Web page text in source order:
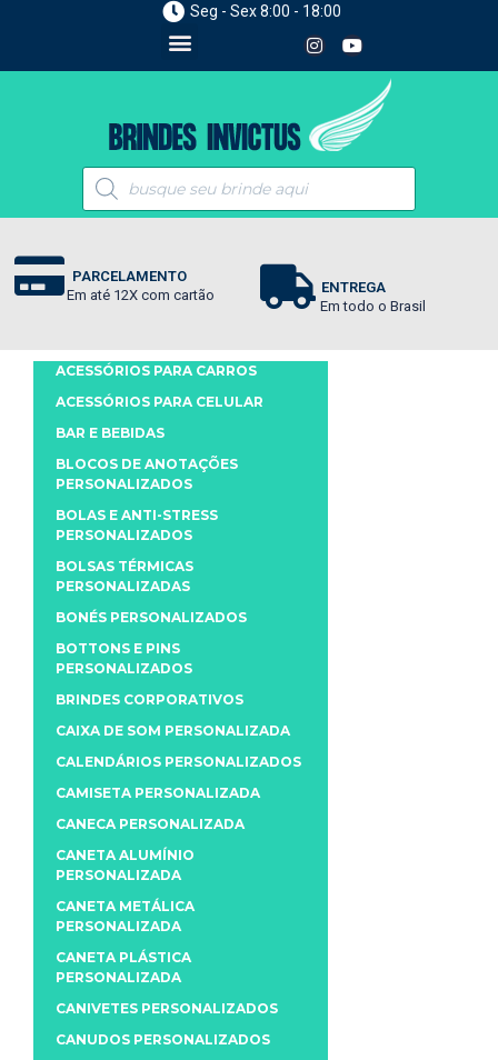
Seg - Sex 8:00 - 18:00
PARCELAMENTO
Em até 12X com cartão
ENTREGA
Em todo o Brasil
ACESSÓRIOS PARA CARROS
ACESSÓRIOS PARA CELULAR
BAR E BEBIDAS
BLOCOS DE ANOTAÇÕES
PERSONALIZADOS
BOLAS E ANTI-STRESS
PERSONALIZADOS
BOLSAS TÉRMICAS
PERSONALIZADAS
BONÉS PERSONALIZADOS
BOTTONS E PINS
PERSONALIZADOS
BRINDES CORPORATIVOS
CAIXA DE SOM PERSONALIZADA
CALENDÁRIOS PERSONALIZADOS
CAMISETA PERSONALIZADA
CANECA PERSONALIZADA
CANETA ALUMÍNIO
PERSONALIZADA
CANETA METÁLICA
PERSONALIZADA
CANETA PLÁSTICA
PERSONALIZADA
CANIVETES PERSONALIZADOS
CANUDOS PERSONALIZADOS